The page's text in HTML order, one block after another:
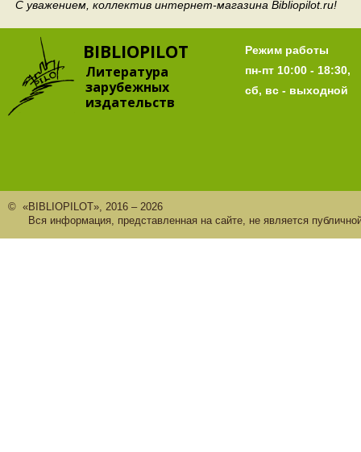
С уважением, коллектив интернет-магазина Bibliopilot.ru!
BIBLIOPILOT
Литература
зарубежных
издательств
Режим работы
пн-пт 10:00 - 18:30,
сб, вс - выходной
© «BIBLIOPILOT», 2016 – 2026
Вся информация, представленная на сайте, не является